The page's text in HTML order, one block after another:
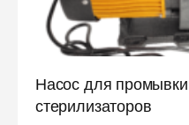
Насос для
стерилизаторов